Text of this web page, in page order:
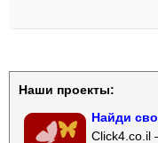
Наши проекты:
Найди